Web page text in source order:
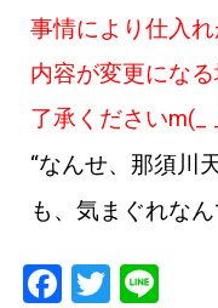
事情により仕入れ
内容が変更にな
了承くださいm(_
“なんせ、那須川
も、気まぐれな
F
T